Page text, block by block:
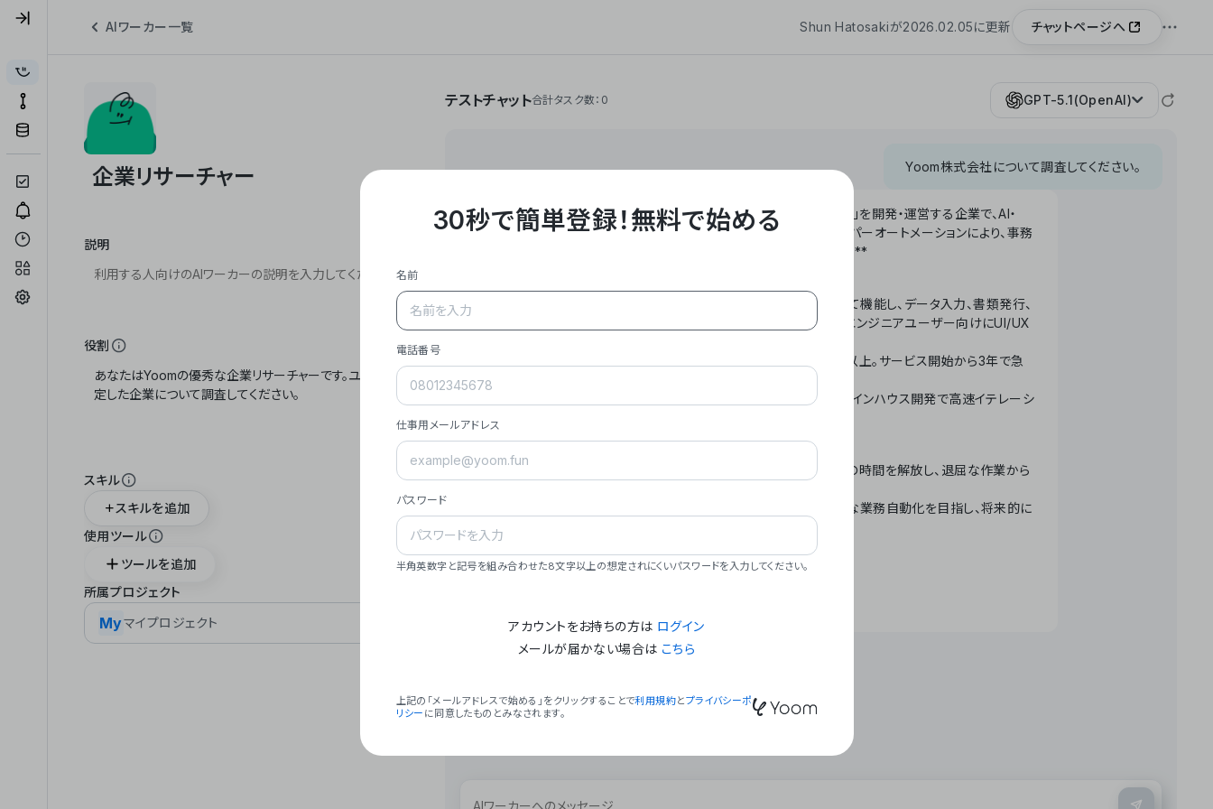
AIワーカー一覧 Shun Hatosakiが2026.02.05に更新 チャットページへ
説明
役割
スキル
スキルを追加
使用ツール
ツールを追加
所属プロジェクト
Myマイプロジェクト
テストチャット合計タスク数：0 GPT-5.1(OpenAI)
Yoom株式会社について調査してください。
**Yoom株式会社は、ビジネスオートメーションSaaS「Yoom」を開発・運営する企業で、AI・
API・RPA・OCRなどの技術をノーコードで組み合わせたハイパーオートメーションにより、事務
作業やデスクワークを自動化するサービスを提供しています。**
- **主力プロダクト「Yoom」**: SaaS連携データベースとして機能し、データ入力、書類発行、
メール対応、請求書処理、日報作成などの業務を自動化。非エンジニアユーザー向けにUI/UX
- **実績**: 国内利用社数20,000社超、直近成長率300%以上。サービス開始から3年で急
- **強み**: すべての自動化技術を1プラットフォームで完結。インハウス開発で高速イテレーシ
- **ミッション**: 「We Make Time」 – テクノロジーで人々の時間を解放し、退屈な作業から
- **ビジョン**: 「Global Business Automation」 – 世界的な業務自動化を目指し、将来的に
### 会社概要
30秒で簡単登録！無料で始める
名前
電話番号
仕事用メールアドレス
パスワード
半角英数字と記号を組み合わせた8文字以上の想定されにくいパスワードを入力してください。
アカウントをお持ちの方は ログイン
メールが届かない場合は こちら
上記の「メールアドレスで始める」をクリックすることで利用規約とプライバシーポ
リシー に同意したものとみなされます。